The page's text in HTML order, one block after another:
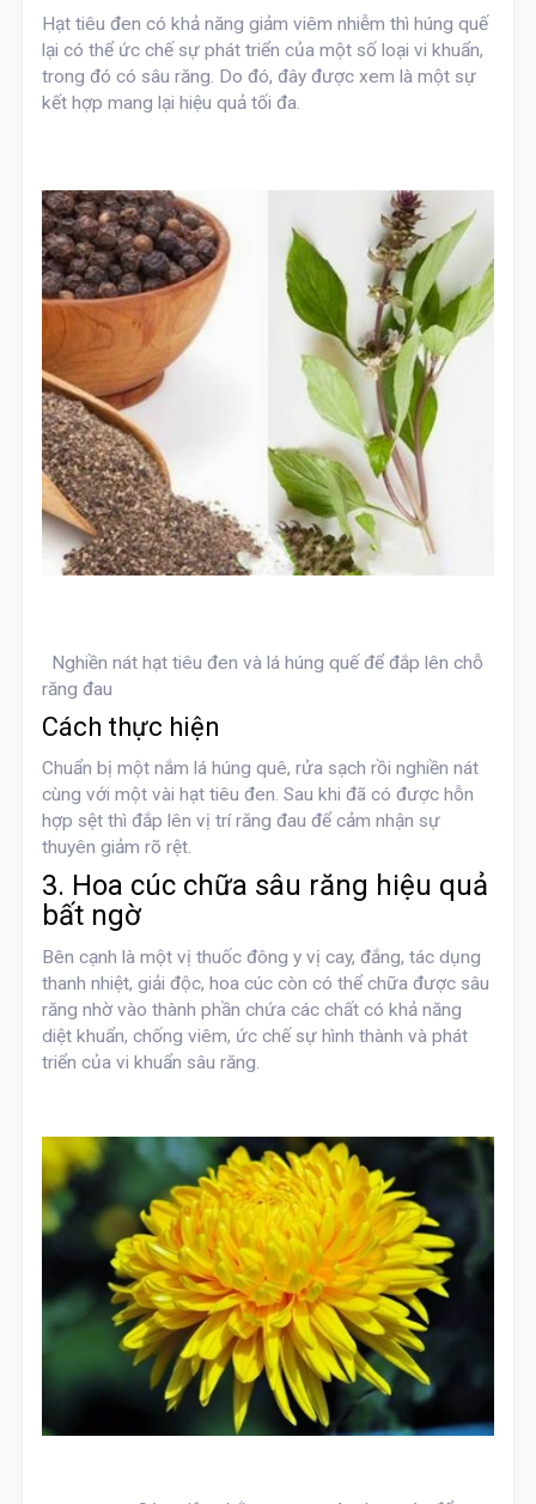
Hạt tiêu đen có khả năng giảm viêm nhiễm thì húng quế
lại có thể ức chế sự phát triển của một số loại vi khuẩn,
trong đó có sâu răng. Do đó, đây được xem là một sự
kết hợp mang lại hiệu quả tối đa.
Nghiền nát hạt tiêu đen và lá húng quế để đắp lên chỗ
răng đau
Cách thực hiện
Chuẩn bị một nắm lá húng quê, rửa sạch rồi nghiền nát
cùng với một vài hạt tiêu đen. Sau khi đã có được hỗn
hợp sệt thì đắp lên vị trí răng đau để cảm nhận sự
thuyên giảm rõ rệt.
3. Hoa cúc chữa sâu răng hiệu quả
bất ngờ
Bên cạnh là một vị thuốc đông y vị cay, đắng, tác dụng
thanh nhiệt, giải độc, hoa cúc còn có thể chữa được sâu
răng nhờ vào thành phần chứa các chất có khả năng
diệt khuẩn, chống viêm, ức chế sự hình thành và phát
triển của vi khuẩn sâu răng.